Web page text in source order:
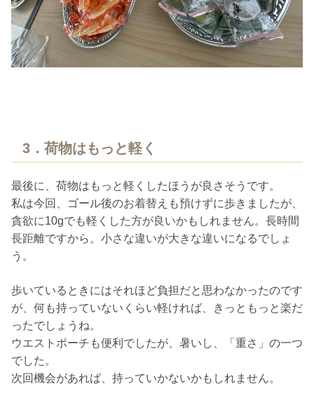
3．荷物はもっと軽く
最後に、荷物はもっと軽くしたほうが良さそうです。
私は今回、ゴール後のお着替えも預けずに歩きましたが、
貪欲に10gでも軽くした方が良いかもしれません。長時間
長距離ですから。小さな違いが大きな違いになるでしょ
う。
歩いているときにはそれほど負担だと思わなかったのです
が、何も持っていないくらい軽ければ、きっともっと楽だ
ったでしょうね。
ウエストポーチも便利でしたが、暑いし、「重さ」の一つ
でした。
次回機会があれば、持っていかないかもしれません。